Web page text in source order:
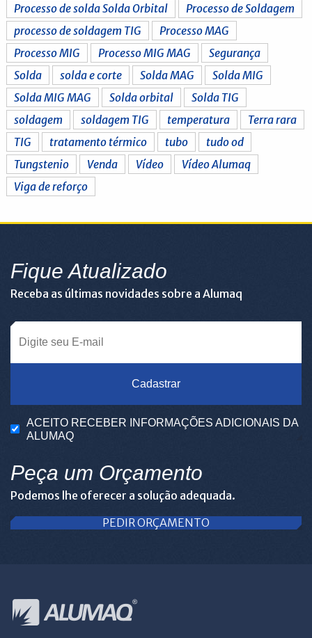
Processo de solda Solda Orbital
Processo de Soldagem
processo de soldagem TIG
Processo MAG
Processo MIG
Processo MIG MAG
Segurança
Solda
solda e corte Solda MAG
Solda MIG
Solda MIG MAG
Solda orbital
Solda TIG
soldagem
soldagem TIG temperatura
Terra rara
TIG
tratamento térmico tubo
tudo od
Tungstenio
Venda Vídeo
Vídeo Alumaq
Viga de reforço
Fique Atualizado
Receba as últimas novidades sobre a Alumaq
Cadastrar
ACEITO RECEBER INFORMAÇÕES ADICIONAIS DA
ALUMAQ
Peça um Orçamento
Podemos lhe oferecer a solução adequada.
PEDIR ORÇAMENTO